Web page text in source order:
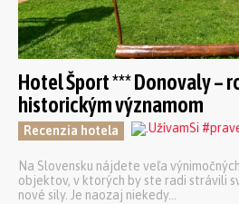
Hotel Šport *** Donovaly –
historickým významom
Recenzia hotela
Na Slovensku nájdete veľa
objektov, v ktorých by ste radi strávili
nové sily. Je naozaj niekedy...